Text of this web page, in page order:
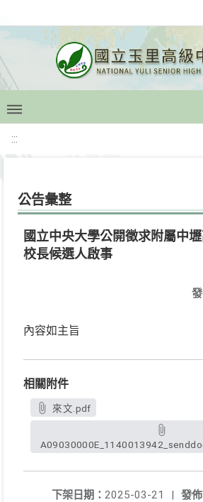
:::
公告彙整
國立中央大學公開徵求附屬中
校長候選人啟事
內容如主旨
相關附件
來文.pdf
發
下架日期： 2025-03-21
|